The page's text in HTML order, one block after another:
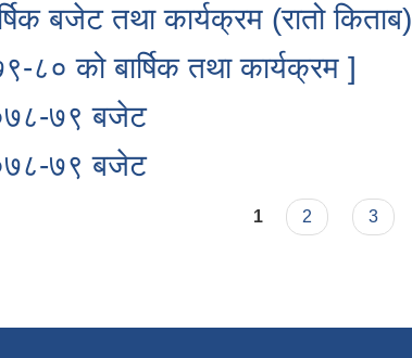
बजेट तथा कार्यक्रम (रातो किताब)
८० को बार्षिक तथा कार्यक्रम ]
७९ बजेट
७९ बजेट
1 2 3